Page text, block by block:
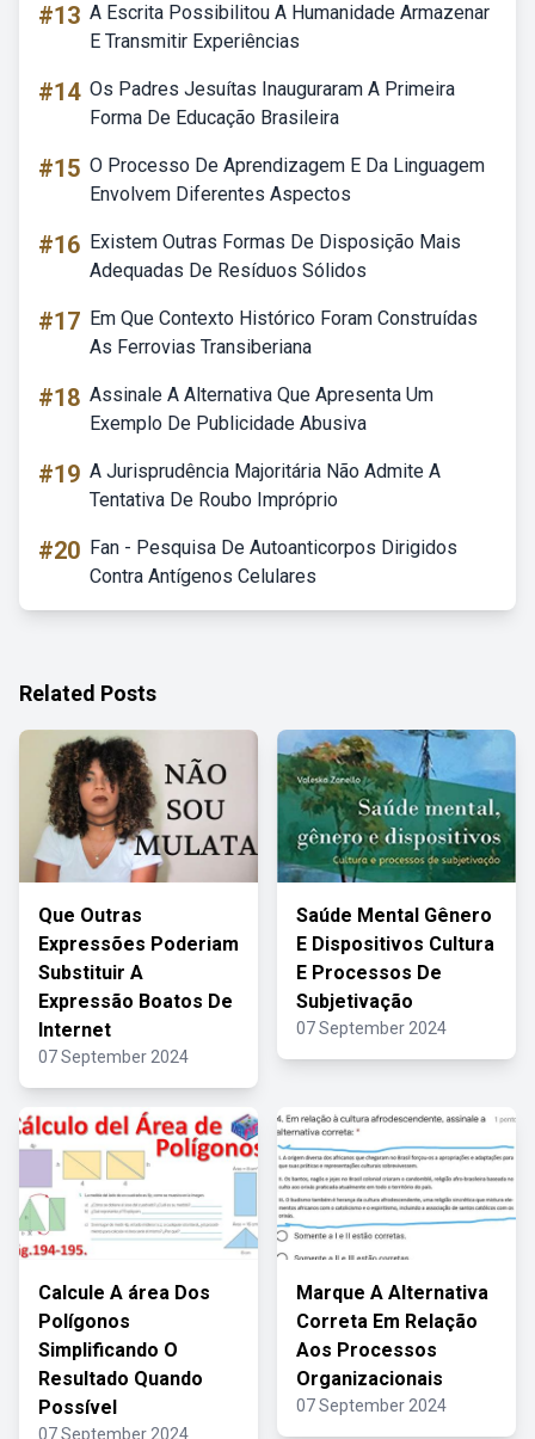
#13 A Escrita Possibilitou A Humanidade Armazenar
E Transmitir Experiências
#14 Os Padres Jesuítas Inauguraram A Primeira
Forma De Educação Brasileira
#15 O Processo De Aprendizagem E Da Linguagem
Envolvem Diferentes Aspectos
#16 Existem Outras Formas De Disposição Mais
Adequadas De Resíduos Sólidos
#17 Em Que Contexto Histórico Foram Construídas
As Ferrovias Transiberiana
#18 Assinale A Alternativa Que Apresenta Um
Exemplo De Publicidade Abusiva
#19 A Jurisprudência Majoritária Não Admite A
Tentativa De Roubo Impróprio
#20 Fan - Pesquisa De Autoanticorpos Dirigidos
Contra Antígenos Celulares
Related Posts
Que Outras
Expressões Poderiam
Substituir A
Expressão Boatos De
Internet
07 September 2024
Saúde Mental Gênero
E Dispositivos Cultura
E Processos De
Subjetivação
07 September 2024
Calcule A área Dos
Polígonos
Simplificando O
Resultado Quando
Possível
07 September 2024
Marque A Alternativa
Correta Em Relação
Aos Processos
Organizacionais
07 September 2024